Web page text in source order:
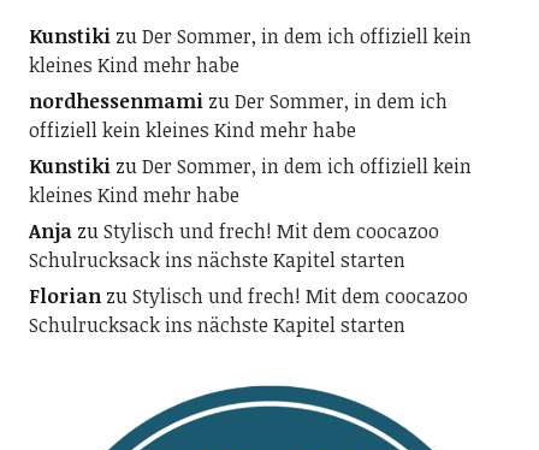
KunstikizuDer Sommer, in dem ich offiziell kein
kleines Kind mehr habe
nordhessenmamizuDer Sommer, in dem ich
offiziell kein kleines Kind mehr habe
KunstikizuDer Sommer, in dem ich offiziell kein
kleines Kind mehr habe
AnjazuStylisch und frech! Mit dem coocazoo
Schulrucksack ins nächste Kapitel starten
FlorianzuStylisch und frech! Mit dem coocazoo
Schulrucksack ins nächste Kapitel starten